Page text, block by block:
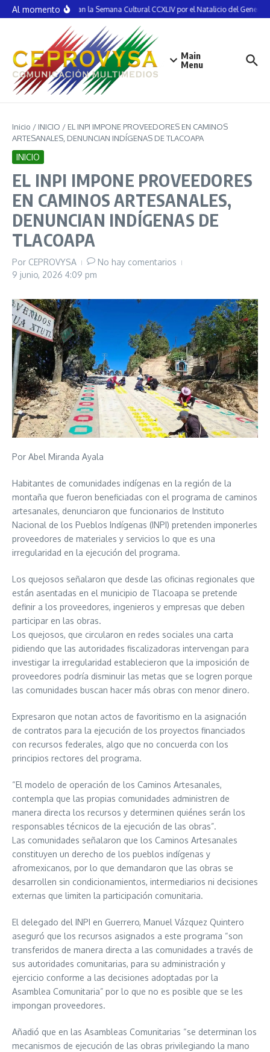
Saltar al contenido
Al momentoInauguran la Semana Cultural CCXLIV por el Natalicio del General
Main
Menu
Inicio / INICIO / EL INPI IMPONE PROVEEDORES EN CAMINOS
ARTESANALES, DENUNCIAN INDÍGENAS DE TLACOAPA
INICIO
EL INPI IMPONE PROVEEDORES
EN CAMINOS ARTESANALES,
DENUNCIAN INDÍGENAS DE
TLACOAPA
Por CEPROVYSA
No hay comentarios
9 junio, 2026 4:09 pm
Por Abel Miranda Ayala
Habitantes de comunidades indígenas en la región de la
montaña que fueron beneficiadas con el programa de caminos
artesanales, denunciaron que funcionarios de Instituto
Nacional de los Pueblos Indígenas (INPI) pretenden imponerles
proveedores de materiales y servicios lo que es una
irregularidad en la ejecución del programa.
Los quejosos señalaron que desde las oficinas regionales que
están asentadas en el municipio de Tlacoapa se pretende
definir a los proveedores, ingenieros y empresas que deben
participar en las obras.
Los quejosos, que circularon en redes sociales una carta
pidiendo que las autoridades fiscalizadoras intervengan para
investigar la irregularidad establecieron que la imposición de
proveedores podría disminuir las metas que se logren porque
las comunidades buscan hacer más obras con menor dinero.
Expresaron que notan actos de favoritismo en la asignación
de contratos para la ejecución de los proyectos financiados
con recursos federales, algo que no concuerda con los
principios rectores del programa.
“El modelo de operación de los Caminos Artesanales,
contempla que las propias comunidades administren de
manera directa los recursos y determinen quiénes serán los
responsables técnicos de la ejecución de las obras”.
Las comunidades señalaron que los Caminos Artesanales
constituyen un derecho de los pueblos indígenas y
afromexicanos, por lo que demandaron que las obras se
desarrollen sin condicionamientos, intermediarios ni decisiones
externas que limiten la participación comunitaria.
El delegado del INPI en Guerrero, Manuel Vázquez Quintero
aseguró que los recursos asignados a este programa “son
transferidos de manera directa a las comunidades a través de
sus autoridades comunitarias, para su administración y
ejercicio conforme a las decisiones adoptadas por la
Asamblea Comunitaria” por lo que no es posible que se les
impongan proveedores.
Añadió que en las Asambleas Comunitarias “se determinan los
mecanismos de ejecución de las obras privilegiando la mano